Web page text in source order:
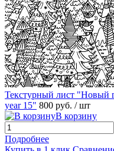
Текстурный лист "Новый
year 15" 800 руб. / шт
В корзину
Подробнее